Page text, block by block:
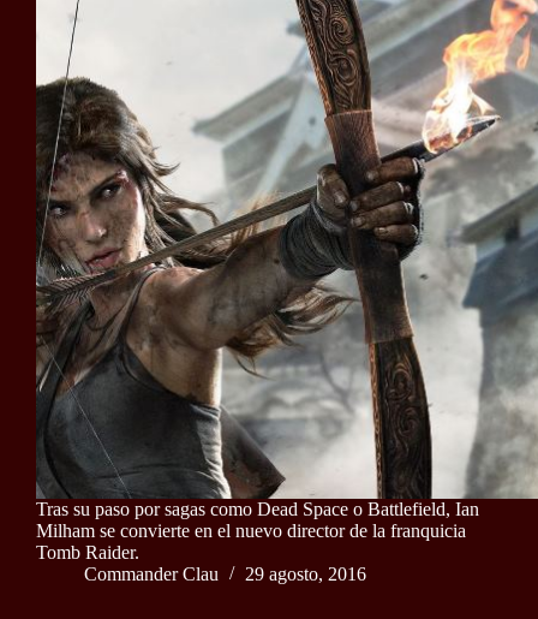
Tras su paso por sagas como Dead Space o Battlefield, Ian
Milham se convierte en el nuevo director de la franquicia
Tomb Raider.
Commander Clau
29 agosto, 2016